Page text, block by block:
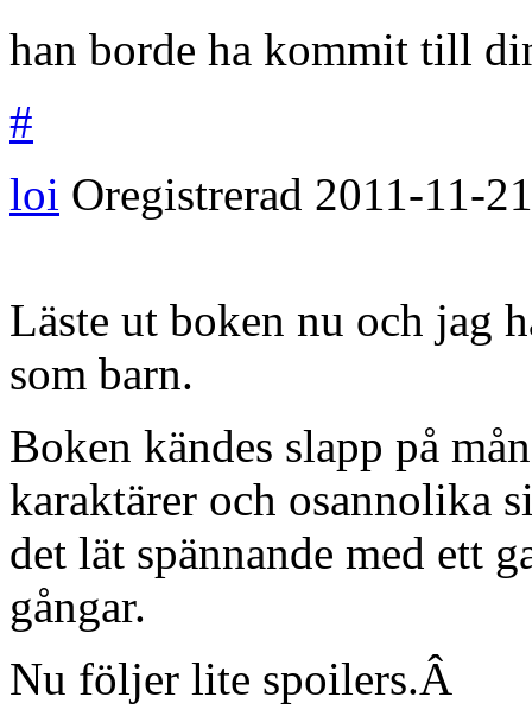
han borde ha kommit till
#
loi Oregistrerad 2011-11-21
Läste ut boken nu och jag
som barn.
Boken kändes slapp på
karaktärer och osannolika
det lät spännande med ett
gångar.
Nu följer lite spoilers.Â